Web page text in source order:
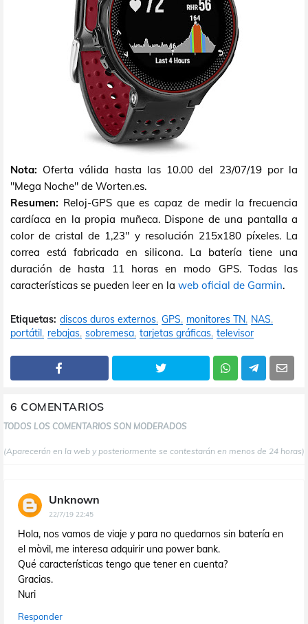
Nota: Oferta válida hasta las 10.00 del 23/07/19 por la
"Mega Noche" de Worten.es.
Resumen: Reloj-GPS que es capaz de medir la frecuencia
cardíaca en la propia muñeca. Dispone de una pantalla a
color de cristal de 1,23" y resolución 215x180 píxeles. La
correa está fabricada en silicona. La batería tiene una
duración de hasta 11 horas en modo GPS. Todas las
características se pueden leer en la web oficial de Garmin.
Etiquetas: discos duros externos GPS monitores TN NAS
portátil rebajas sobremesa tarjetas gráficas televisor
6 COMENTARIOS
TODOS LOS COMENTARIOS SON MODERADOS
(Aparecerán en la web y posteriormente se contestarán en menos de 24 horas)
Unknown
22/7/19 22:45
Hola, nos vamos de viaje y para no quedarnos sin batería en
el mòvil, me interesa adquirir una power bank.
Qué características tengo que tener en cuenta?
Gracias.
Nuri
Responder